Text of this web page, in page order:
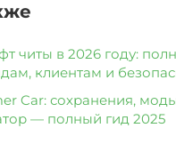
читы в 2026 году:
клиентам и
Car: сохранения,
— полный гид 2025